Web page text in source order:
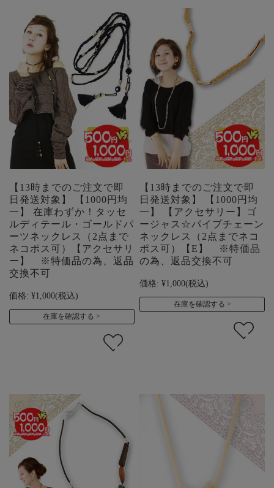
【13時までのご注文で即
日発送対象】 【1000円均
一】 在庫わずか！タッセ
ルディテール・ゴールドパ
ーツネックレス（2点まで
ネコポス可）【アクセサリ
ー】 ※特価品の為、返品
交換不可
価格: ¥1,000(税込)
在庫を確認する
【13時までのご注文で即
日発送対象】 【1000円均
一】 【アクセサリー】ゴ
ージャス☆パイプチェーン
ネックレス（2点までネコ
ポス可）【E】 ※特価品
の為、返品交換不可
価格: ¥1,000(税込)
在庫を確認する